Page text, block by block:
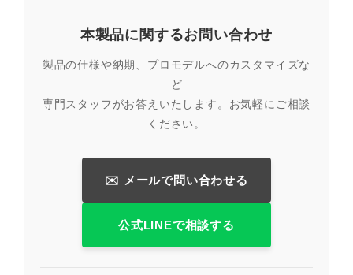
本製品に関するお問い合わせ
製品の仕様や納期、プロモデルへのカスタマイズな
ど
専門スタッフがお答えいたします。お気軽にご相談
ください。
✉️ メールで問い合わせる
公式LINEで相談する